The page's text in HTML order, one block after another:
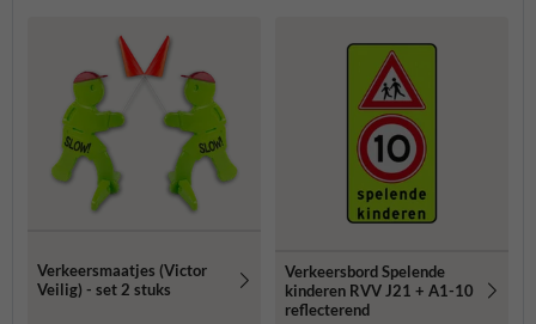
Verkeersmaatjes (Victor
Veilig) - set 2 stuks
Verkeersbord Spelende
kinderen RVV J21 + A1-10
reflecterend